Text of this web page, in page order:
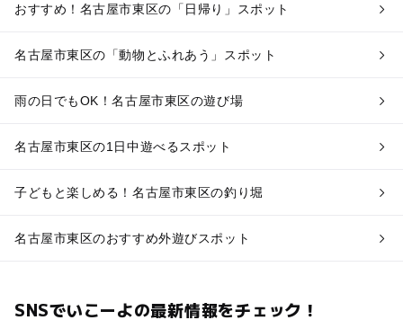
おすすめ！名古屋市東区の「日帰り」スポット
名古屋市東区の「動物とふれあう」スポット
雨の日でもOK！名古屋市東区の遊び場
名古屋市東区の1日中遊べるスポット
子どもと楽しめる！名古屋市東区の釣り堀
名古屋市東区のおすすめ外遊びスポット
SNSでいこーよの最新情報をチェック！